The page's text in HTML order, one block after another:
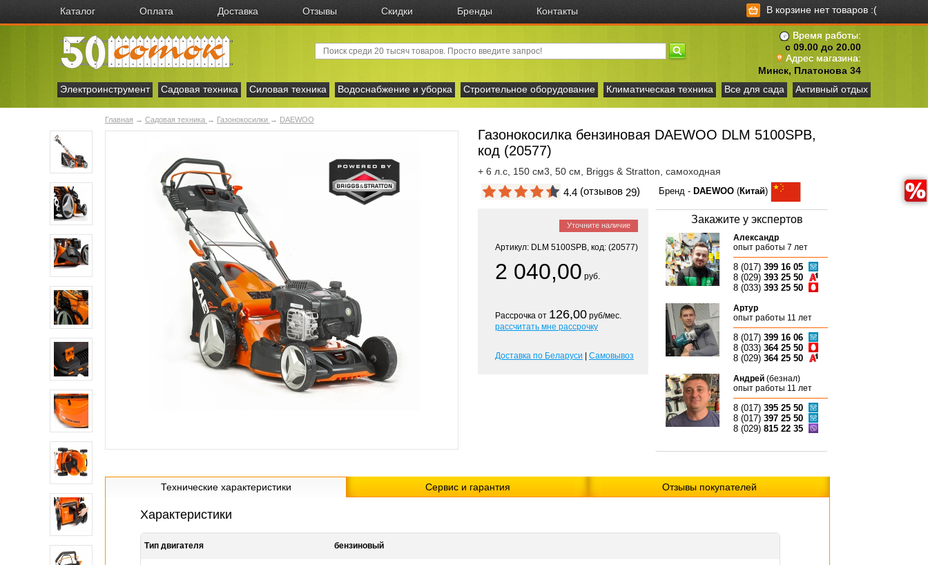
Каталог Оплата Доставка Отзывы Скидки Бренды Контакты В корзине нет товаров :(
Время работы:
с 09.00 до 20.00
Адрес магазина:
Минск, Платонова 34
Электроинструмент
Садовая техника Силовая техника Водоснабжение и уборка Строительное оборудование Климатическая техника Все для сада Активный отдых
Главная → Садовая техника → Газонокосилки → DAEWOO
Газонокосилка бензиновая DAEWOO DLM 5100SPB,
код (20577)
+ 6 л.с, 150 см3, 50 см, Briggs & Stratton, самоходная
4.4 (отзывов 29)
Уточните наличие
Артикул: DLM 5100SPB, код: (20577)
2 040,00 руб.
Рассрочка от 126,00 руб/мес.
рассчитать мне рассрочку
Доставка по Беларуси Самовывоз
Бренд - DAEWOO (Китай)
Закажите у экспертов
Александр
опыт работы 7 лет
8 (017) 399 16 05
8 (029) 393 25 50
8 (033) 393 25 50
Артур
опыт работы 11 лет
8 (017) 399 16 06
8 (033) 364 25 50
8 (029) 364 25 50
Андрей (безнал)
опыт работы 11 лет
8 (017) 395 25 50
8 (017) 397 25 50
8 (029) 815 22 35
Технические характеристики Сервис и гарантия Отзывы покупателей
Характеристики
Тип двигателя бензиновый